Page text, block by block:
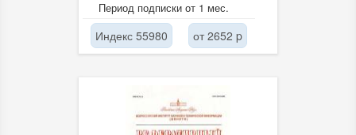
Период подписки от 1 мес.
Индекс 55980 от 2652 p